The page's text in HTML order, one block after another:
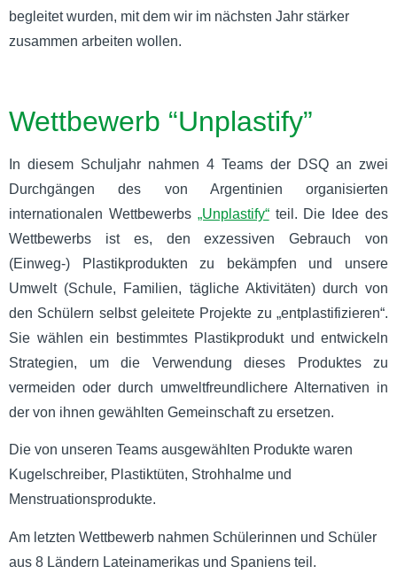
begleitet wurden, mit dem wir im nächsten Jahr stärker
zusammen arbeiten wollen.
Wettbewerb “Unplastify”
In diesem Schuljahr nahmen 4 Teams der DSQ an zwei
Durchgängen des von Argentinien organisierten
internationalen Wettbewerbs „Unplastify“teil. Die Idee des
Wettbewerbs ist es, den exzessiven Gebrauch von
(Einweg-) Plastikprodukten zu bekämpfen und unsere
Umwelt (Schule, Familien, tägliche Aktivitäten) durch von
den Schülern selbst geleitete Projekte zu „entplastifizieren“.
Sie wählen ein bestimmtes Plastikprodukt und entwickeln
Strategien, um die Verwendung dieses Produktes zu
vermeiden oder durch umweltfreundlichere Alternativen in
der von ihnen gewählten Gemeinschaft zu ersetzen.
Die von unseren Teams ausgewählten Produkte waren
Kugelschreiber, Plastiktüten, Strohhalme und
Menstruationsprodukte.
Am letzten Wettbewerb nahmen Schülerinnen und Schüler
aus 8 Ländern Lateinamerikas und Spaniens teil.